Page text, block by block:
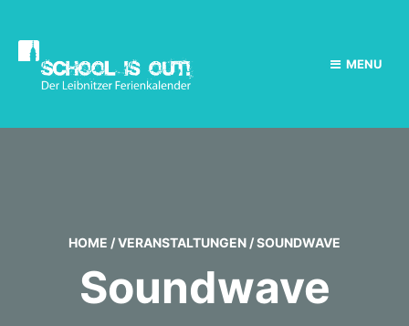
MENU
HOME /VERANSTALTUNGEN /SOUNDWAVE
Soundwave